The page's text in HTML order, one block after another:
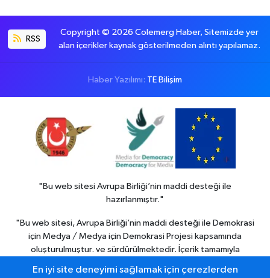
RSS
Copyright © 2026 Colemerg Haber, Sitemizde yer
alan içerikler kaynak gösterilmeden alıntı yapılamaz.
Haber Yazılımı: TE Bilişim
"Bu web sitesi Avrupa Birliği’nin maddi desteği ile
hazırlanmıştır."
"Bu web sitesi, Avrupa Birliği’nin maddi desteği ile Demokrasi
için Medya / Medya için Demokrasi Projesi kapsamında
oluşturulmuştur. ve sürdürülmektedir. İçerik tamamıyla
görüşlerini yansıtmak zorunda değildir."
En iyi site deneyimi sağlamak için çerezlerden